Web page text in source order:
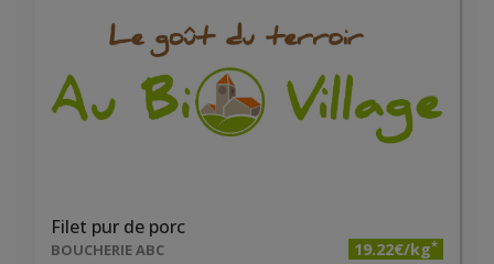
Filet pur de porc
BOUCHERIE ABC 19.22€/kg*